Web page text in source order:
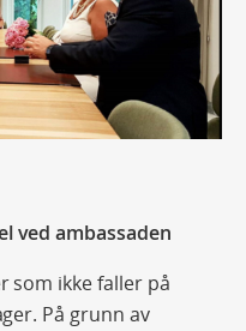
ved ambassaden
som ikke faller på
På grunn av